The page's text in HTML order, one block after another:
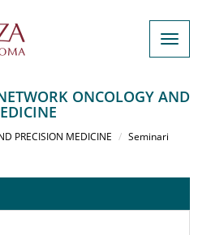
ONCOLOGY AND
PRECISION MEDICINE
Seminari